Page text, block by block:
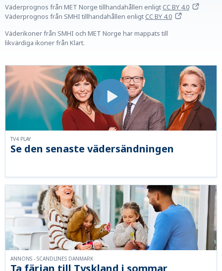
Väderprognos från MET Norge tillhandahållen enligtCC BY 4.0
Väderprognos från SMHI tillhandahållen enligtCC BY 4.0
Väderikoner från SMHI och MET Norge har mappats till
likvärdiga ikoner från Klart.
Se den senaste vädersändningen
TV4 PLAY
ANNONS - SCANDLINES DANMARK